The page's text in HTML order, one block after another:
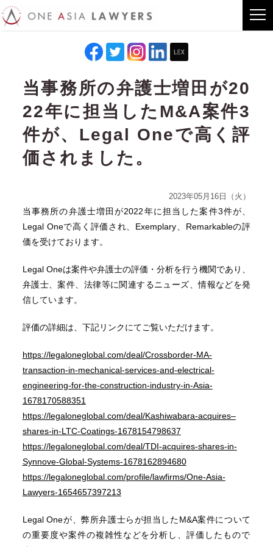
当事務所の弁護士増田が20
22年に担当したM&A案件3
件が、Legal Oneで高く評
価されました。
2023年05月16日（火）
当事務所の弁護士増田が2022年に担当した案件3件が、
Legal Oneで高く評価され、Exemplary、Remarkableの評
価を受けております。
Legal Oneは案件や弁護士の評価・分析を行う機関であり、
弁護士、案件、法律等に関連するニューズ、情報などを発
信しています。
評価の詳細は、下記リンクにてご覧いただけます。
https://legaloneglobal.com/deal/Crossborder-MA-
transaction-in-mechanical-services-and-electrical-
engineering-for-the-construction-industry-in-Asia-
1678170588351
https://legaloneglobal.com/deal/Kashiwabara-acquires–
shares-in-LTC-Coatings-1678154798637
https://legaloneglobal.com/deal/TDI-acquires-shares-in-
Synnove-Global-Systems-1678162894680
https://legaloneglobal.com/profile/lawfirms/One-Asia-
Lawyers-1654657397213
Legal Oneが、弊所弁護士らが担当したM&A案件について
の重要度や案件の複雑性などを分析し、評価したもので